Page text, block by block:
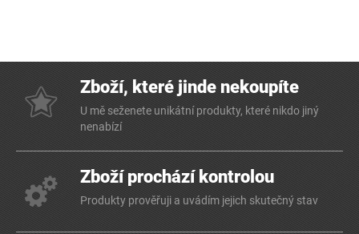
Zboží, které jinde nekoupíte
U mě seženete unikátní produkty, které nikdo jiný
nenabízí
Zboží prochází kontrolou
Produkty prověřuji a uvádím jejich skutečný stav